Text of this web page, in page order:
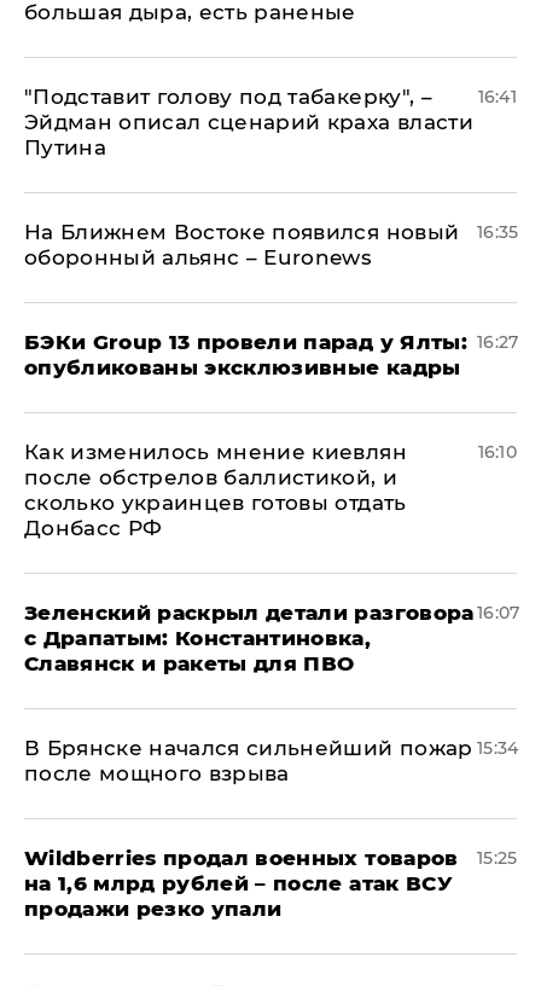
большая дыра, есть раненые
​"Подставит голову под табакерку", –
Эйдман описал сценарий краха власти
Путина
16:41
На Ближнем Востоке появился новый
оборонный альянс – Euronews
16:35
​БЭКи Group 13 провели парад у Ялты:
опубликованы эксклюзивные кадры
16:27
Как изменилось мнение киевлян
после обстрелов баллистикой, и
сколько украинцев готовы отдать
Донбасс РФ
16:10
​Зеленский раскрыл детали разговора
с Драпатым: Константиновка,
Славянск и ракеты для ПВО
16:07
В Брянске начался сильнейший пожар
после мощного взрыва
15:34
​Wildberries продал военных товаров
на 1,6 млрд рублей – после атак ВСУ
продажи резко упали
15:25